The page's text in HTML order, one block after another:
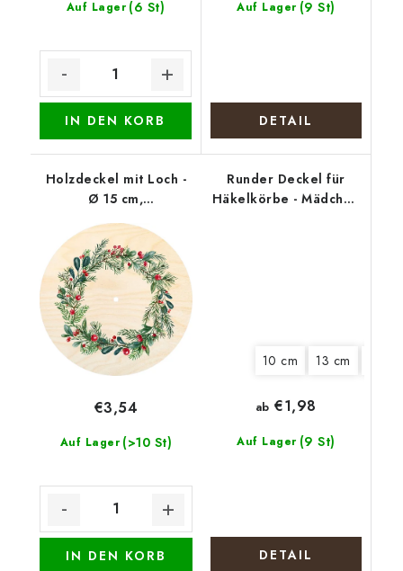
Auf Lager (6 St)
IN DEN KORB
Auf Lager (9 St)
DETAIL
Holzdeckel mit Loch -
Ø 15 cm,
Weihnachtskranz mm
Auf Lager (>10 St)
€3,54
IN DEN KORB
Runder Deckel für
Häkelkörbe - Mädchen
10 cm 13 cm
Auf Lager (9 St)
ab €1,98
DETAIL